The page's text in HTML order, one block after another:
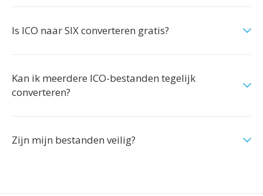
Is ICO naar SIX converteren gratis?
Kan ik meerdere ICO-bestanden tegelijk
converteren?
Zijn mijn bestanden veilig?